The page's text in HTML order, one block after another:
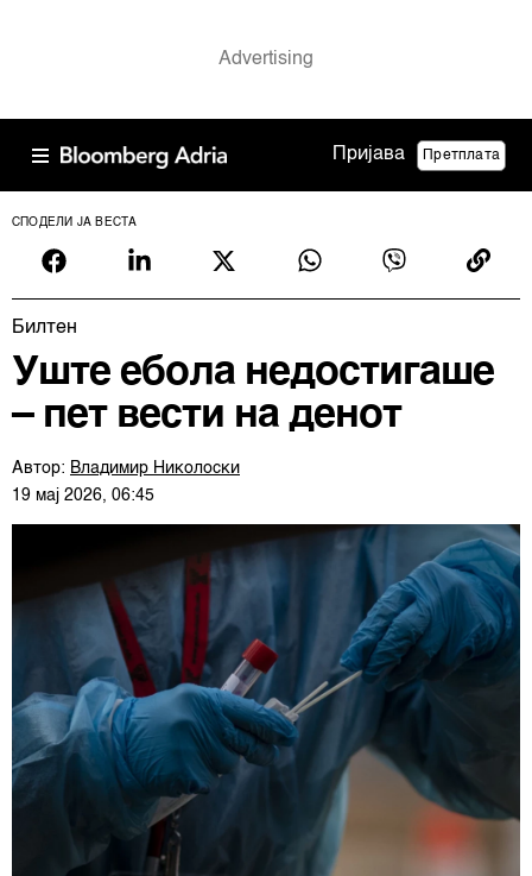
Пријава Претплата
СПОДЕЛИ ЈА ВЕСТА
Билтен
Уште ебола недостигаше
– пет вести на денот
Автор: Владимир Николоски
19 мај 2026, 06:45